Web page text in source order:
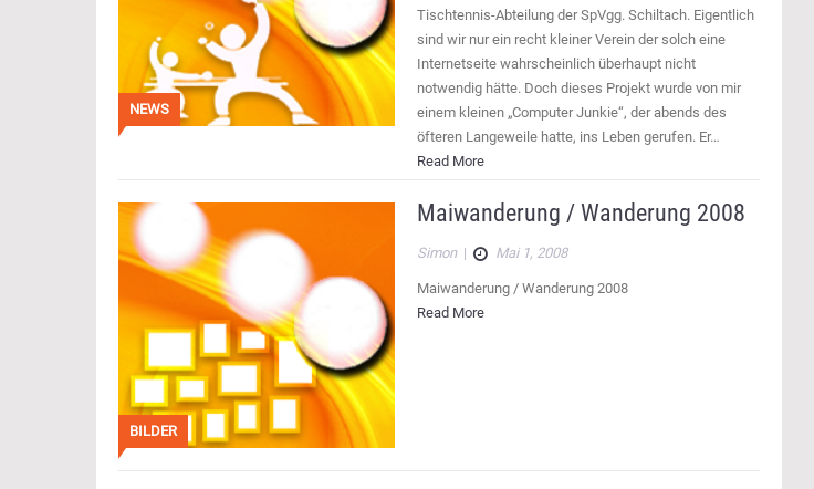
NEWS
Tischtennis-Abteilung der SpVgg. Schiltach. Eigentlich
sind wir nur ein recht kleiner Verein der solch eine
Internetseite wahrscheinlich überhaupt nicht
notwendig hätte. Doch dieses Projekt wurde von mir
einem kleinen „Computer Junkie“, der abends des
öfteren Langeweile hatte, ins Leben gerufen. Er…
Read More
BILDER
Maiwanderung / Wanderung 2008
Simon| Mai 1, 2008
Maiwanderung / Wanderung 2008
Read More